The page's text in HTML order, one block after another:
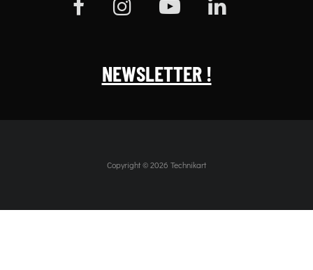
NEWSLETTER !
Copyright © 2026 Technikart